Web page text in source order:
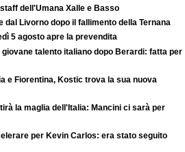
dell'Umana Xalle e Basso
dal Livorno dopo il fallimento della Ternana
5 agosto apre la prevendita
talento italiano dopo Berardi: fatta per
e Fiorentina, Kostic trova la sua nuova
la maglia dell'Italia: Mancini ci sarà per
per Kevin Carlos: era stato seguito